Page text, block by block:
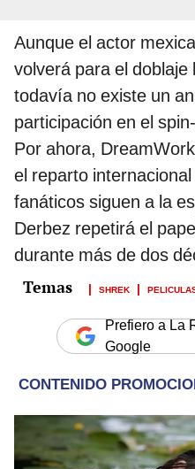
Aunque el actor
volverá para el doblaje
todavía no existe un
participación en el
Por ahora,
el reparto
fanáticos siguen a la
Derbez repetirá el
durante más de dos
SHREK
Prefiero a La
Google